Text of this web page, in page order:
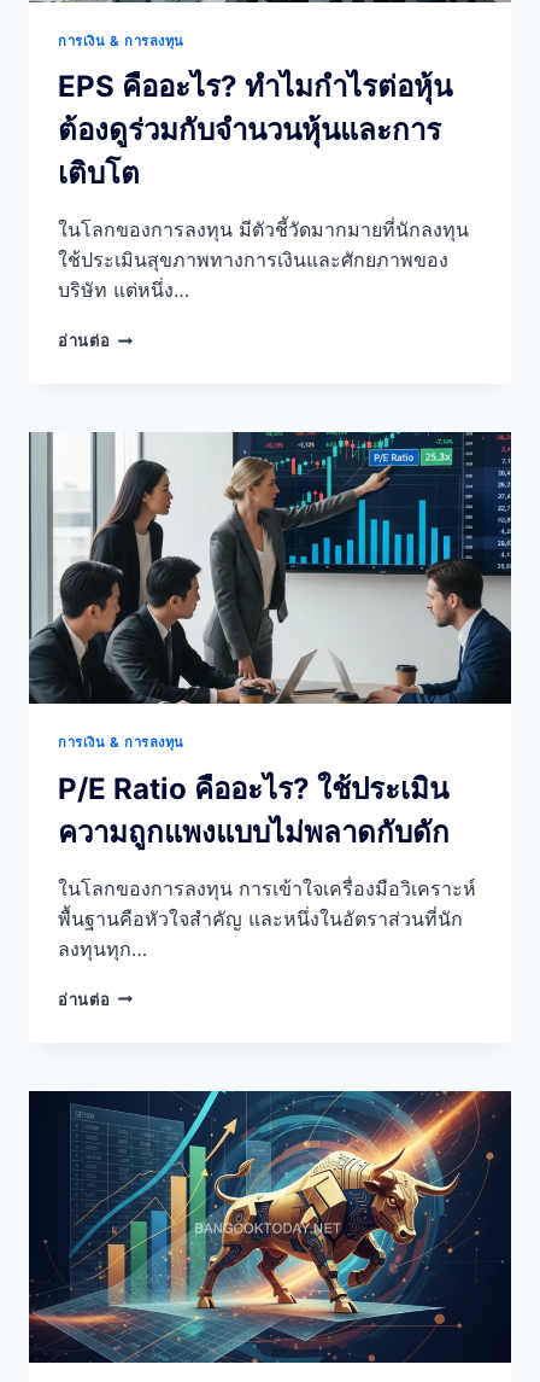
การเงิน & การลงทุน
EPS คืออะไร? ทำไมกำไรต่อหุ้น
ต้องดูร่วมกับจำนวนหุ้นและการ
เติบโต
ในโลกของการลงทุน มีตัวชี้วัดมากมายที่นักลงทุน
ใช้ประเมินสุขภาพทางการเงินและศักยภาพของ
บริษัท แต่หนึ่ง…
อ่านต่อ EPS
กำไร
หุ้น
ต้อง
ดู
ร่วม
กับ
จำนวน
หุ้น
และ
การ
เติบโต
การเงิน & การลงทุน
P/E Ratio คืออะไร? ใช้ประเมิน
ความถูกแพงแบบไม่พลาดกับดัก
ในโลกของการลงทุน การเข้าใจเครื่องมือวิเคราะห์
พื้นฐานคือหัวใจสำคัญ และหนึ่งในอัตราส่วนที่นัก
ลงทุนทุก…
อ่านต่อ P/E
ใช้
ประเมิน
ความ
ถูก
แพง
แบบ
ไม่
พลาด
กับ
ดัก